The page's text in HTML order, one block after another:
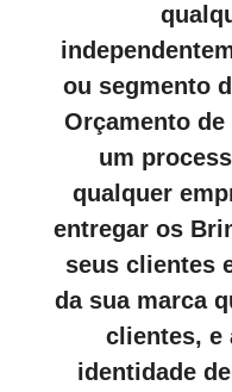
ou segmento
Orçamento
um
qualquer
entregar os
seus clientes
da sua marca
clientes, e
identidade